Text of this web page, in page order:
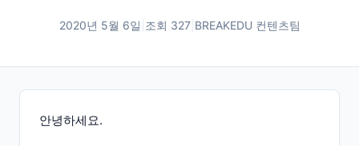
2020년 5월 6일 조회 327| BREAKEDU 컨텐츠팀
안녕하세요.